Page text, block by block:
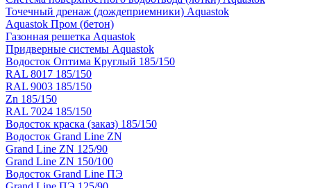
Точечный дренаж (дождеприемники) Aquastok
Aquastok Пром (бетон)
Газонная решетка Aquastok
Придверные системы Aquastok
Водосток Оптима Круглый 185/150
RAL 8017 185/150
RAL 9003 185/150
Zn 185/150
RAL 7024 185/150
Водосток краска (заказ) 185/150
Водосток Grand Line ZN
Grand Line ZN 125/90
Grand Line ZN 150/100
Водосток Grand Line ПЭ